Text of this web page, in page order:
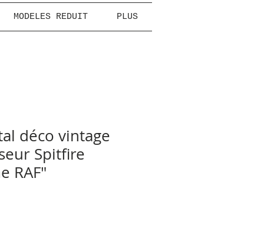
MODELES REDUIT PLUS
déco vintage
Spitfire
RAF"